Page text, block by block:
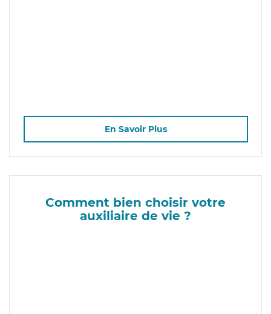
En Savoir Plus
Comment bien choisir votre
auxiliaire de vie ?